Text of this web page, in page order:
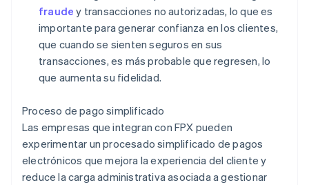
fraude y transacciones no autorizadas, lo que es
importante para generar confianza en los clientes,
que cuando se sienten seguros en sus
transacciones, es más probable que regresen, lo
que aumenta su fidelidad.
Proceso de pago simplificado
Las empresas que integran con FPX pueden
experimentar un procesado simplificado de pagos
electrónicos que mejora la experiencia del cliente y
reduce la carga administrativa asociada a gestionar